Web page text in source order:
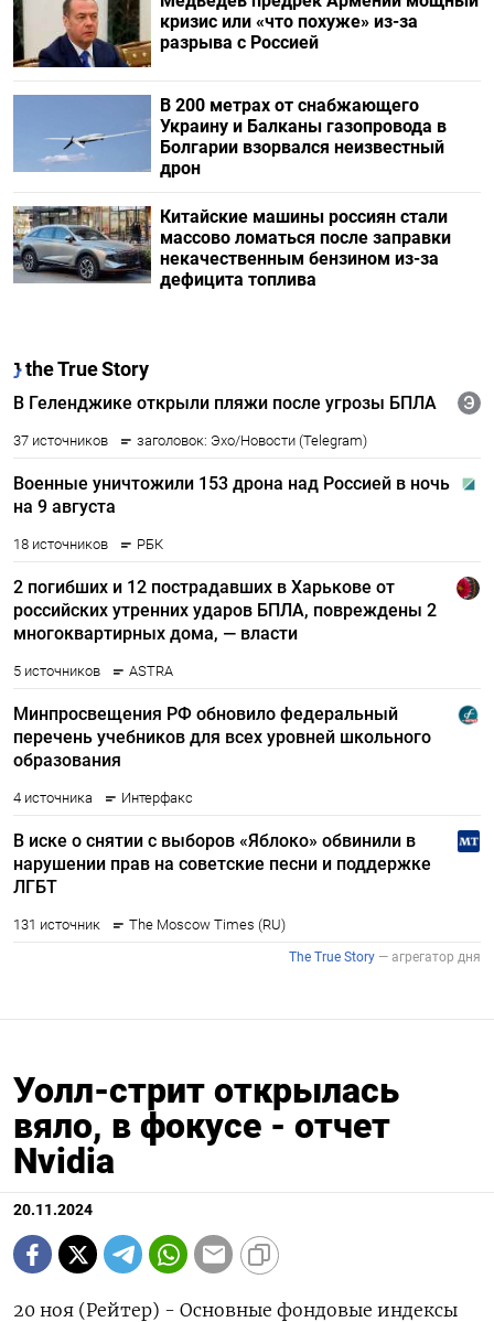
кризис или «что похуже» из-за
разрыва с Россией
В 200 метрах от снабжающего
Украину и Балканы газопровода в
Болгарии взорвался неизвестный
дрон
Китайские машины россиян стали
массово ломаться после заправки
некачественным бензином из-за
дефицита топлива
Уолл-стрит открылась
вяло, в фокусе - отчет
Nvidia
20.11.2024
20 ноя (Рейтер) - Основные фондовые индексы